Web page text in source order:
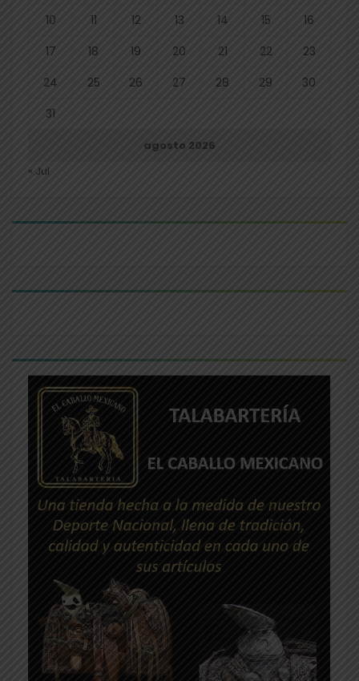
agosto 2026
10
11 12 13 14 15
16
17
18 19 20 21 22
23
24
25 26 27 28 29
30
31
« Jul